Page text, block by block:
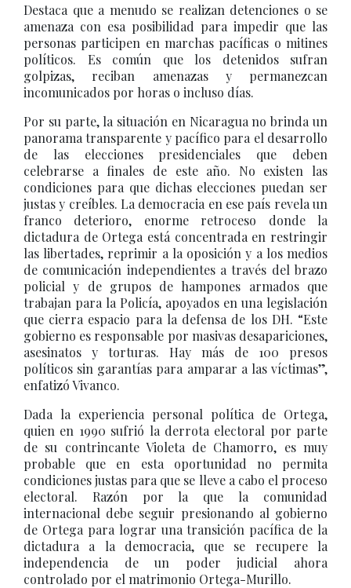
Destaca que a menudo se realizan detenciones o se
amenaza con esa posibilidad para impedir que las
personas participen en marchas pacíficas o mitines
políticos. Es común que los detenidos sufran
golpizas, reciban amenazas y permanezcan
incomunicados por horas o incluso días.
Por su parte, la situación en Nicaragua no brinda un
panorama transparente y pacífico para el desarrollo
de las elecciones presidenciales que deben
celebrarse a finales de este año. No existen las
condiciones para que dichas elecciones puedan ser
justas y creíbles. La democracia en ese país revela un
franco deterioro, enorme retroceso donde la
dictadura de Ortega está concentrada en restringir
las libertades, reprimir a la oposición y a los medios
de comunicación independientes a través del brazo
policial y de grupos de hampones armados que
trabajan para la Policía, apoyados en una legislación
que cierra espacio para la defensa de los DH. “Este
gobierno es responsable por masivas desapariciones,
asesinatos y torturas. Hay más de 100 presos
políticos sin garantías para amparar a las víctimas”,
enfatizó Vivanco.
Dada la experiencia personal política de Ortega,
quien en 1990 sufrió la derrota electoral por parte
de su contrincante Violeta de Chamorro, es muy
probable que en esta oportunidad no permita
condiciones justas para que se lleve a cabo el proceso
electoral. Razón por la que la comunidad
internacional debe seguir presionando al gobierno
de Ortega para lograr una transición pacífica de la
dictadura a la democracia, que se recupere la
independencia de un poder judicial ahora
controlado por el matrimonio Ortega-Murillo.